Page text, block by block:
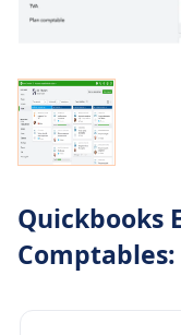
Quickbooks
Comptables: